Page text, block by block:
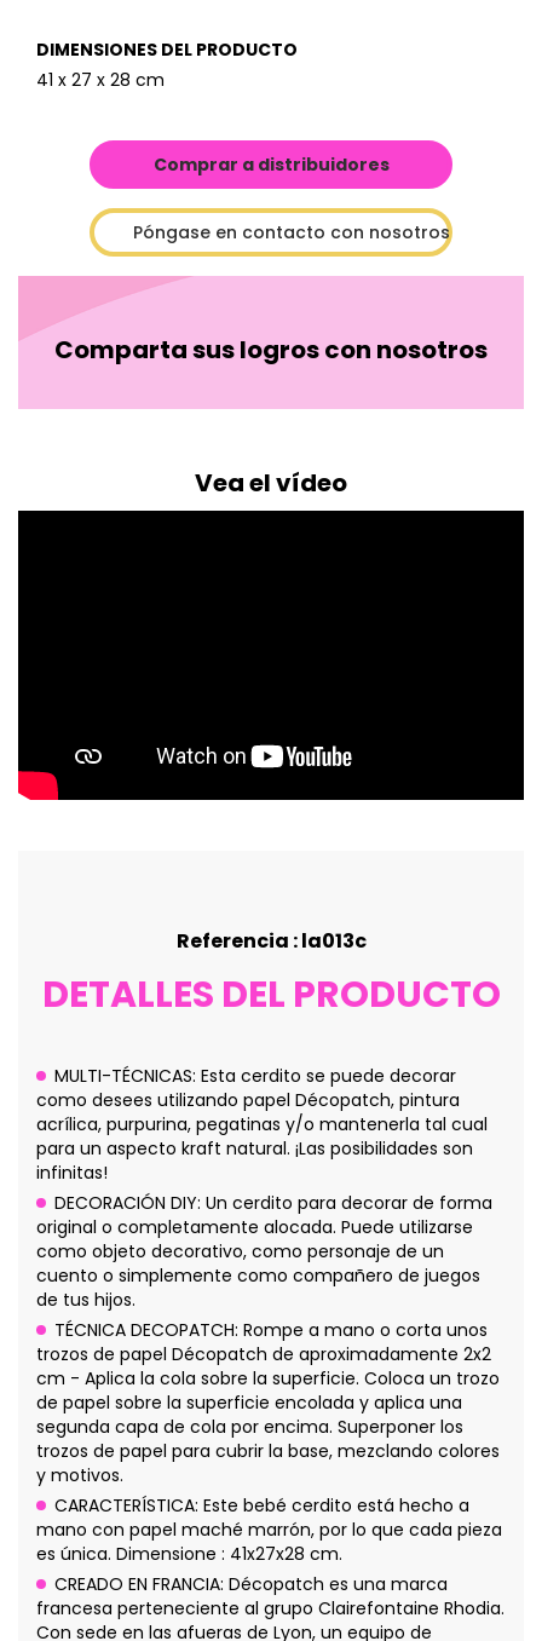
DIMENSIONES DEL PRODUCTO
41 x 27 x 28 cm
Comprar a distribuidores
Póngase en contacto con nosotros
Comparta sus logros con nosotros
Vea el vídeo
Referencia : la013c
DETALLES DEL PRODUCTO
MULTI-TÉCNICAS: Esta cerdito se puede decorar
como desees utilizando papel Décopatch, pintura
acrílica, purpurina, pegatinas y/o mantenerla tal cual
para un aspecto kraft natural. ¡Las posibilidades son
infinitas!
DECORACIÓN DIY: Un cerdito para decorar de forma
original o completamente alocada. Puede utilizarse
como objeto decorativo, como personaje de un
cuento o simplemente como compañero de juegos
de tus hijos.
TÉCNICA DECOPATCH: Rompe a mano o corta unos
trozos de papel Décopatch de aproximadamente 2x2
cm - Aplica la cola sobre la superficie. Coloca un trozo
de papel sobre la superficie encolada y aplica una
segunda capa de cola por encima. Superponer los
trozos de papel para cubrir la base, mezclando colores
y motivos.
CARACTERÍSTICA: Este bebé cerdito está hecho a
mano con papel maché marrón, por lo que cada pieza
es única. Dimensione : 41x27x28 cm.
CREADO EN FRANCIA: Décopatch es una marca
francesa perteneciente al grupo Clairefontaine Rhodia.
Con sede en las afueras de Lyon, un equipo de